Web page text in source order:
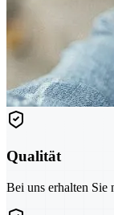
Qualität
Bei uns erhalten Sie